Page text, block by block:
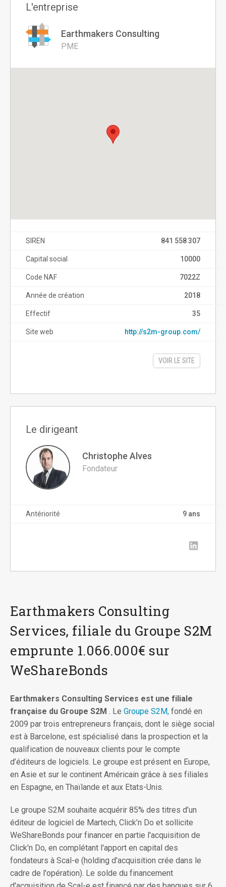
Earthmakers Consulting
Services, filiale du Groupe S2M
emprunte 1.066.000€ sur
WeShareBonds
Earthmakers Consulting Services est une filiale
française du Groupe S2M . Le Groupe S2M, fondé en
2009 par trois entrepreneurs français, dont le siège social
est à Barcelone, est spécialisé dans la prospection et la
qualification de nouveaux clients pour le compte
d’éditeurs de logiciels. Le groupe est présent en Europe,
en Asie et sur le continent Américain grâce à ses filiales
en Espagne, en Thaïlande et aux Etats-Unis.
Le groupe S2M souhaite acquérir 85% des titres d’un
éditeur de logiciel de Martech, Click’n Do et sollicite
WeShareBonds pour financer en partie l'acquisition de
Click'n Do, en complétant l'apport en capital des
fondateurs à Scal-e (holding d'acquisition crée dans le
cadre de l'opération). Le solde du financement
L'entreprise
Earthmakers Consulting
PME
SIREN 841 558 307
Capital social 10000
Code NAF 7022Z
Année de création 2018
Effectif 35
Site web http://s2m-group.com/
VOIR LE SITE
Le dirigeant
Christophe Alves
Fondateur
Antériorité 9 ans